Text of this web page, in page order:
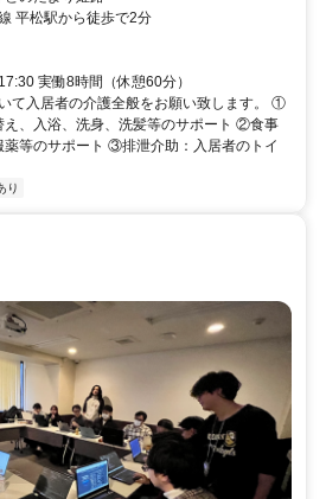
網干線 平松駅から徒歩で2分
実働8時間（休憩60分）
て入居者の介護全般をお願い致します。 ①
え、入浴、洗身、洗髪等のサポート ②食事
等のサポート ③排泄介助：入居者のトイ
り